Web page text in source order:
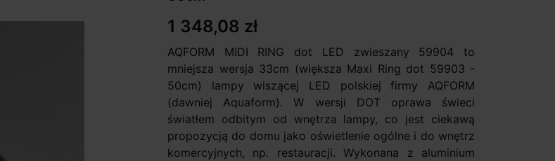
1 348,08 zł
AQFORM MIDI RING dot LED zwieszany 59904 to
mniejsza wersja 33cm (większa Maxi Ring dot 59903 -
50cm) lampy wiszącej LED polskiej firmy AQFORM
(dawniej Aquaform). W wersji DOT oprawa świeci
światłem odbitym od wnętrza lampy, co jest ciekawą
propozycją do domu jako oświetlenie ogólne i do wnętrz
komercyjnych, np. restauracji. Wykonana z aluminium